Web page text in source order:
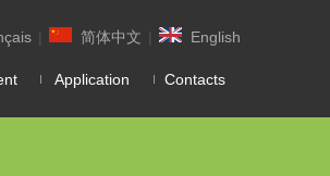
| 简体中文 | English
Application Contacts